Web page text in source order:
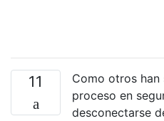
11
Como otros han
proceso en
desconectarse